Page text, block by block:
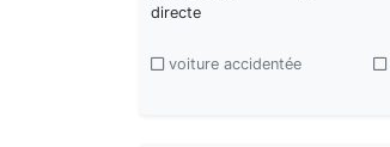
directe
voiture accidentée